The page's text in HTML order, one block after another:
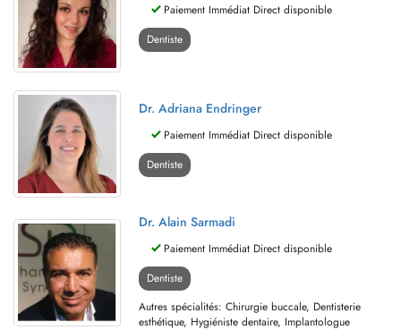
Paiement Immédiat Direct disponible
Dentiste
Dr. Adriana Endringer
Paiement Immédiat Direct disponible
Dentiste
Dr. Alain Sarmadi
Paiement Immédiat Direct disponible
Dentiste
Autres spécialités: Chirurgie buccale, Dentisterie
esthétique, Hygiéniste dentaire, Implantologue